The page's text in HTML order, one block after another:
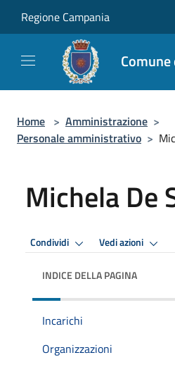
Regione Campania
Home > Amministrazione >
Personale amministrativo >
Michela De
Condividi Vedi azioni
INDICE DELLA PAGINA
Incarichi
Organizzazioni